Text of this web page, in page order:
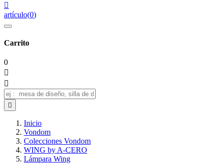

artículo(0)
Carrito
0



Inicio
Vondom
Colecciones Vondom
WING by A-CERO
Lámpara Wing